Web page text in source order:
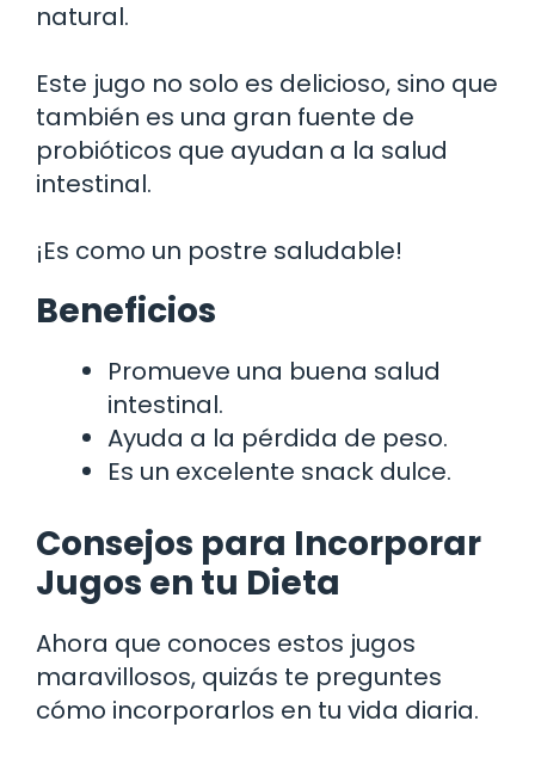
natural.
Este jugo no solo es delicioso, sino que
también es una gran fuente de
probióticos que ayudan a la salud
intestinal.
¡Es como un postre saludable!
Beneficios
Promueve una buena salud
intestinal.
Ayuda a la pérdida de peso.
Es un excelente snack dulce.
Consejos para Incorporar
Jugos en tu Dieta
Ahora que conoces estos jugos
maravillosos, quizás te preguntes
cómo incorporarlos en tu vida diaria.